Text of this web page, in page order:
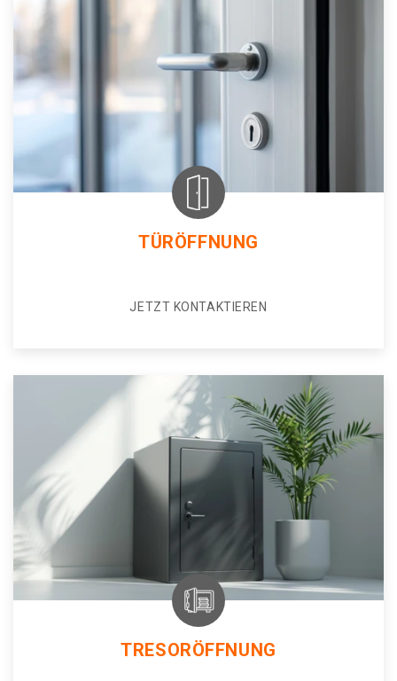
TÜRÖFFNUNG
JETZT KONTAKTIEREN
TRESORÖFFNUNG